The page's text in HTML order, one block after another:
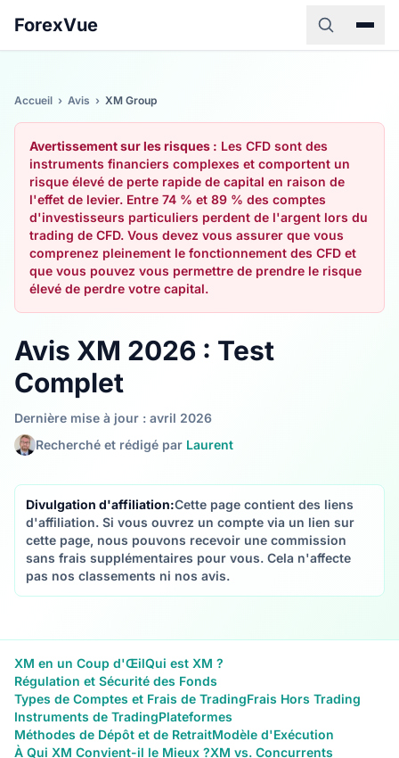
ForexVue
Accueil › Avis › XM Group
Avertissement sur les risques : Les CFD sont des
instruments financiers complexes et comportent un
risque élevé de perte rapide de capital en raison de
l'effet de levier. Entre 74 % et 89 % des comptes
d'investisseurs particuliers perdent de l'argent lors du
trading de CFD. Vous devez vous assurer que vous
comprenez pleinement le fonctionnement des CFD et
que vous pouvez vous permettre de prendre le risque
élevé de perdre votre capital.
Avis XM 2026 : Test
Complet
Dernière mise à jour : avril 2026
Recherché et rédigé par Laurent
Divulgation d'affiliation:Cette page contient des liens
d'affiliation. Si vous ouvrez un compte via un lien sur
cette page, nous pouvons recevoir une commission
sans frais supplémentaires pour vous. Cela n'affecte
pas nos classements ni nos avis.
XM en un Coup d'ŒilQui est XM ?
Régulation et Sécurité des Fonds
Types de Comptes et Frais de TradingFrais Hors Trading
Instruments de TradingPlateformes
Méthodes de Dépôt et de RetraitModèle d'Exécution
À Qui XM Convient-il le Mieux ?XM vs. Concurrents